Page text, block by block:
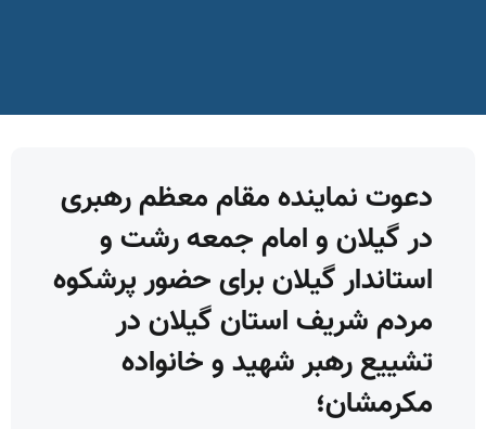
دعوت نماینده مقام معظم رهبری
در گیلان و امام جمعه رشت و
استاندار گیلان برای حضور پرشکوه
مردم شریف استان گیلان در
تشییع رهبر شهید و خانواده
مکرمشان؛